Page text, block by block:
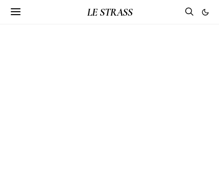
LE STRASS